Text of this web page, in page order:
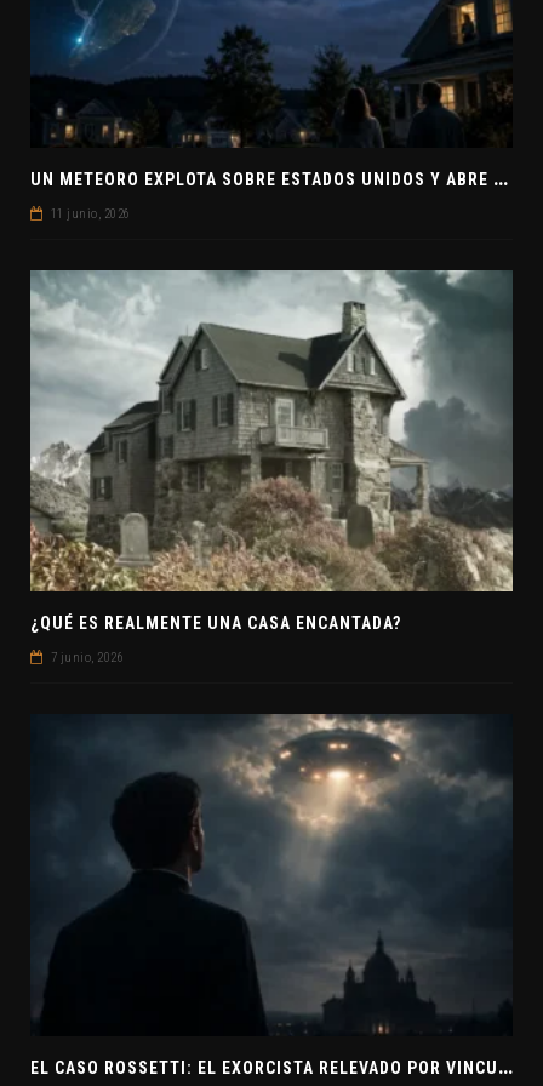
U
N METEORO EXPLOTA SOBRE ESTADOS UNIDOS Y ABRE LA PISTA DE POLAR-IM, UN POSIBLE VISITANTE INTERESTELAR
11 junio, 2026
¿QUÉ ES REALMENTE UNA CASA ENCANTADA?
7 junio, 2026
E
L CASO ROSSETTI: EL EXORCISTA RELEVADO POR VINCULAR OVNIS Y DEMONIOS